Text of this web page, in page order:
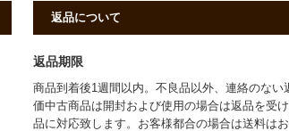
返品について
返品期限
商品到着後1週間以内。不良品以外、連絡のな
価中古商品は開封および使用の場合は返品を受
品に対応致します。お客様都合の場合は送料は